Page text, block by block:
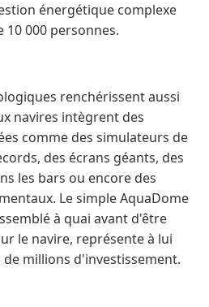
énergétique complexe
000 personnes.
renchérissent aussi
navires intègrent des
comme des simulateurs de
des écrans géants, des
les bars ou encore des
Le simple AquaDome
à quai avant d'être
le navire, représente à lui
millions d'investissement.